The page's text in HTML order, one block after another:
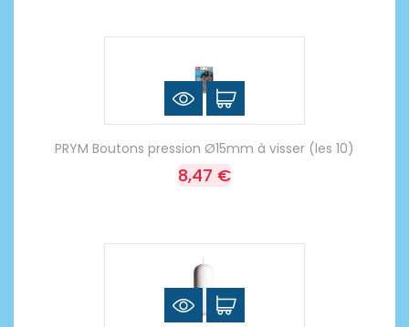
PRYM Boutons pression Ø15mm à visser (les 10)
8,47 €